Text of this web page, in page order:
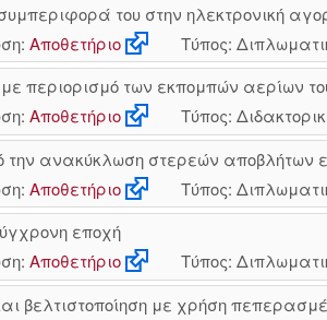
του στην ηλεκτρονική
Αποθετήριο
Τύπος:
περιορισμό των εκπομπών αερίων
Αποθετήριο
Τύπος:
ανακύκλωση στερεών αποβλήτων
Αποθετήριο
Τύπος:
εποχή
Αποθετήριο
Τύπος:
βελτιστοποίηση με χρήση